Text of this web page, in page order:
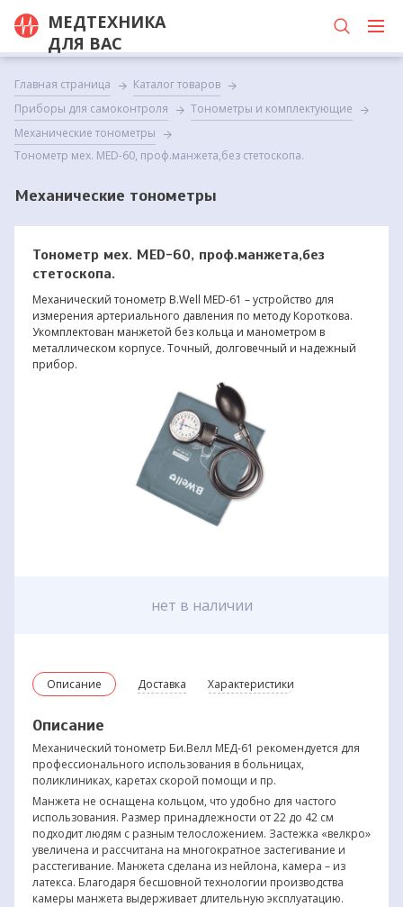
МЕДТЕХНИКА
ДЛЯ ВАС
Главная страница
Каталог товаров
Приборы для самоконтроля
Тонометры и комплектующие
Механические тонометры
Тонометр мех. MED-60, проф.манжета,без стетоскопа.
Механические тонометры
Тонометр мех. MED-60, проф.манжета,без
стетоскопа.
Механический тонометр B.Well MED-61 – устройство для
измерения артериального давления по методу Короткова.
Укомплектован манжетой без кольца и манометром в
металлическом корпусе. Точный, долговечный и надежный
прибор.
Описание Доставка Характеристики
Описание
Механический тонометр Би.Велл МЕД-61 рекомендуется для
профессионального использования в больницах,
поликлиниках, каретах скорой помощи и пр.
Манжета не оснащена кольцом, что удобно для частого
использования. Размер принадлежности от 22 до 42 см
подходит людям с разным телосложением. Застежка «велкро»
увеличена и рассчитана на многократное застегивание и
расстегивание. Манжета сделана из нейлона, камера – из
латекса. Благодаря бесшовной технологии производства
камеры манжета выдерживает длительную эксплуатацию.
нет в наличии